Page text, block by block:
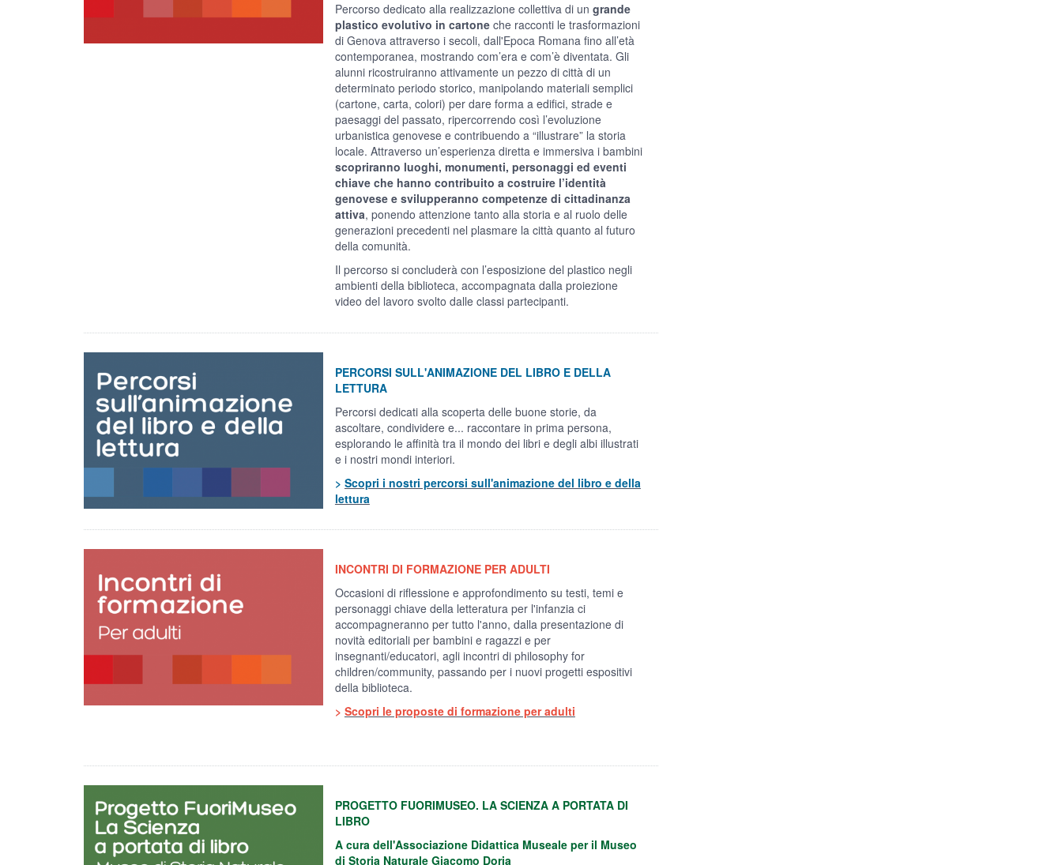
Percorso dedicato alla realizzazione collettiva di un grande
plastico evolutivo in cartoneche racconti le trasformazioni
di Genova attraverso i secoli, dall'Epoca Romana fino all’età
contemporanea, mostrando com’era e com’è diventata. Gli
alunni ricostruiranno attivamente un pezzo di città di un
determinato periodo storico, manipolando materiali semplici
(cartone, carta, colori) per dare forma a edifici, strade e
paesaggi del passato, ripercorrendo così l’evoluzione
urbanistica genovese e contribuendo a “illustrare” la storia
locale. Attraverso un’esperienza diretta e immersiva i bambini
scopriranno luoghi, monumenti, personaggi ed eventi
chiave che hanno contribuito a costruire l’identità
genovese e svilupperanno competenze di cittadinanza
attiva, ponendo attenzione tanto alla storia e al ruolo delle
generazioni precedenti nel plasmare la città quanto al futuro
della comunità.
Il percorso si concluderà con l’esposizione del plastico negli
ambienti della biblioteca, accompagnata dalla proiezione
video del lavoro svolto dalle classi partecipanti.
PERCORSI SULL'ANIMAZIONE DEL LIBRO E DELLA
LETTURA
Percorsi dedicati alla scoperta delle buone storie, da
ascoltare, condividere e... raccontare in prima persona,
esplorando le affinità tra il mondo dei libri e degli albi illustrati
e i nostri mondi interiori.
> Scopri i nostri percorsi sull'animazione del libro e della
lettura
INCONTRI DI FORMAZIONE PER ADULTI
Occasioni di riflessione e approfondimento su testi, temi e
personaggi chiave della letteratura per l'infanzia ci
accompagneranno per tutto l'anno, dalla presentazione di
novità editoriali per bambini e ragazzi e per
insegnanti/educatori, agli incontri di philosophy for
children/community, passando per i nuovi progetti espositivi
della biblioteca.
> Scopri le proposte di formazione per adulti
PROGETTO FUORIMUSEO. LA SCIENZA A PORTATA DI
LIBRO
A cura dell'Associazione Didattica Museale per il Museo
di Storia Naturale Giacomo Doria